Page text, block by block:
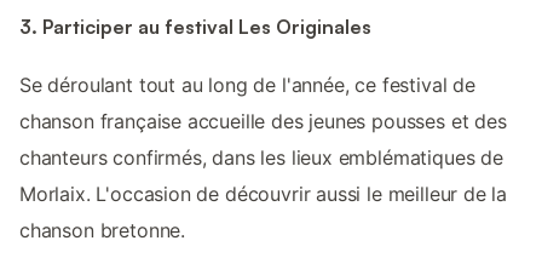
3. Participer au festival Les Originales
Se déroulant tout au long de l'année, ce festival de
chanson française accueille des jeunes pousses et des
chanteurs confirmés, dans les lieux emblématiques de
Morlaix. L'occasion de découvrir aussi le meilleur de la
chanson bretonne.